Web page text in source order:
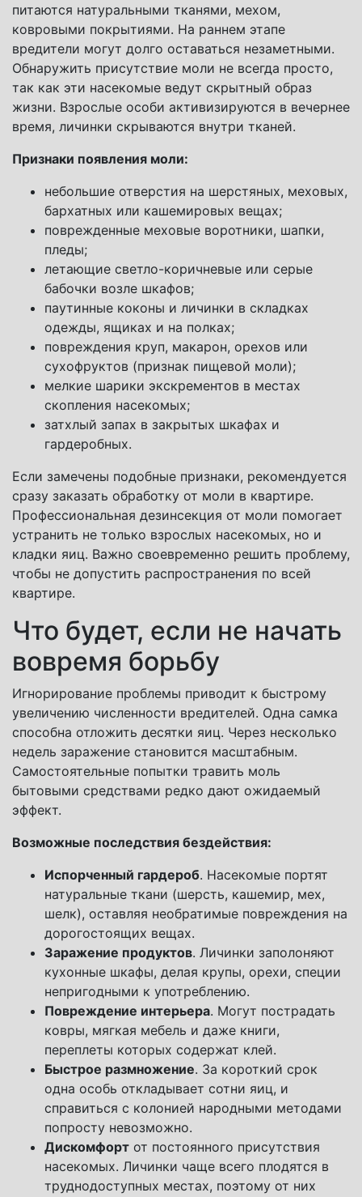
питаются натуральными тканями, мехом,
ковровыми покрытиями. На раннем этапе
вредители могут долго оставаться незаметными.
Обнаружить присутствие моли не всегда просто,
так как эти насекомые ведут скрытный образ
жизни. Взрослые особи активизируются в вечернее
время, личинки скрываются внутри тканей.
Признаки появления моли:
небольшие отверстия на шерстяных, меховых,
бархатных или кашемировых вещах;
поврежденные меховые воротники, шапки,
пледы;
летающие светло-коричневые или серые
бабочки возле шкафов;
паутинные коконы и личинки в складках
одежды, ящиках и на полках;
повреждения круп, макарон, орехов или
сухофруктов (признак пищевой моли);
мелкие шарики экскрементов в местах
скопления насекомых;
затхлый запах в закрытых шкафах и
гардеробных.
Если замечены подобные признаки, рекомендуется
сразу заказать обработку от моли в квартире.
Профессиональная дезинсекция от моли помогает
устранить не только взрослых насекомых, но и
кладки яиц. Важно своевременно решить проблему,
чтобы не допустить распространения по всей
квартире.
Что будет, если не начать
вовремя борьбу
Игнорирование проблемы приводит к быстрому
увеличению численности вредителей. Одна самка
способна отложить десятки яиц. Через несколько
недель заражение становится масштабным.
Самостоятельные попытки травить моль
бытовыми средствами редко дают ожидаемый
эффект.
Возможные последствия бездействия:
Испорченный гардероб. Насекомые портят
натуральные ткани (шерсть, кашемир, мех,
шелк), оставляя необратимые повреждения на
дорогостоящих вещах.
Заражение продуктов. Личинки заполоняют
кухонные шкафы, делая крупы, орехи, специи
непригодными к употреблению.
Повреждение интерьера. Могут пострадать
ковры, мягкая мебель и даже книги,
переплеты которых содержат клей.
Быстрое размножение. За короткий срок
одна особь откладывает сотни яиц, и
справиться с колонией народными методами
попросту невозможно.
Дискомфорт от постоянного присутствия
насекомых. Личинки чаще всего плодятся в
труднодоступных местах, поэтому от них